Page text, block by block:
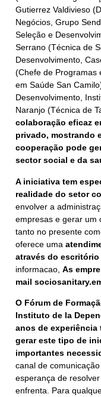
Gutierrez Valdivieso
Negócios, Grupo
Seleção e
Serrano (Técnica de
Desenvolvimento,
(Chefe de Programas
em Saúde San
Desenvolvimento,
Naranjo (Técnica de
colaboração eficaz
privado, mostrando
cooperação pode
sector social e da
A iniciativa tem
realidade do setor
envolver a
empresas e gerar um
tanto no presente
oferece uma
através do
informacao, As
mail
O Fórum de
Instituto de la
anos de
gerar este tipo de
importantes
canal de
esperança de
enfrenta. Para